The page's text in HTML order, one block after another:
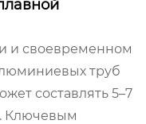
и своевременном
труб
составлять 5–7
Ключевым